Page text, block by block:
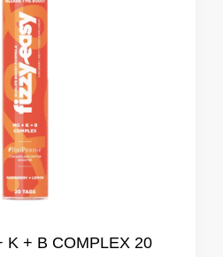
K + B COMPLEX 20